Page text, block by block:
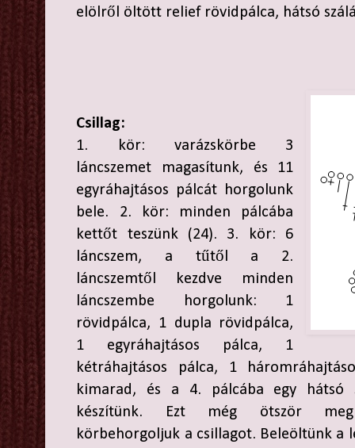
elölről öltött relief rövidpálca, hátsó
Csillag:
1. kör: varázskörbe 3
láncszemet magasítunk, és 11
egyráhajtásos pálcát horgolunk
bele. 2. kör: minden pálcába
kettőt teszünk (24). 3. kör: 6
láncszem, a tűtől a 2.
láncszemtől kezdve minden
láncszembe horgolunk: 1
rövidpálca, 1 dupla rövidpálca,
1 egyráhajtásos pálca, 1
kétráhajtásos pálca, 1
kimarad, és a 4. pálcába egy hátsó
készítünk. Ezt még ötször
körbehorgoljuk a csillagot. Beleöltünk a